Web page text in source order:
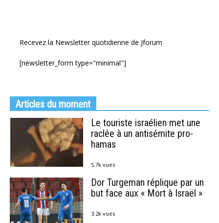
Recevez la Newsletter quotidienne de Jforum
[newsletter_form type="minimal"]
Articles du moment
Le touriste israélien met une
raclée à un antisémite pro-
hamas
5.7k vues
Dor Turgeman réplique par un
but face aux « Mort à Israël »
3.2k vues